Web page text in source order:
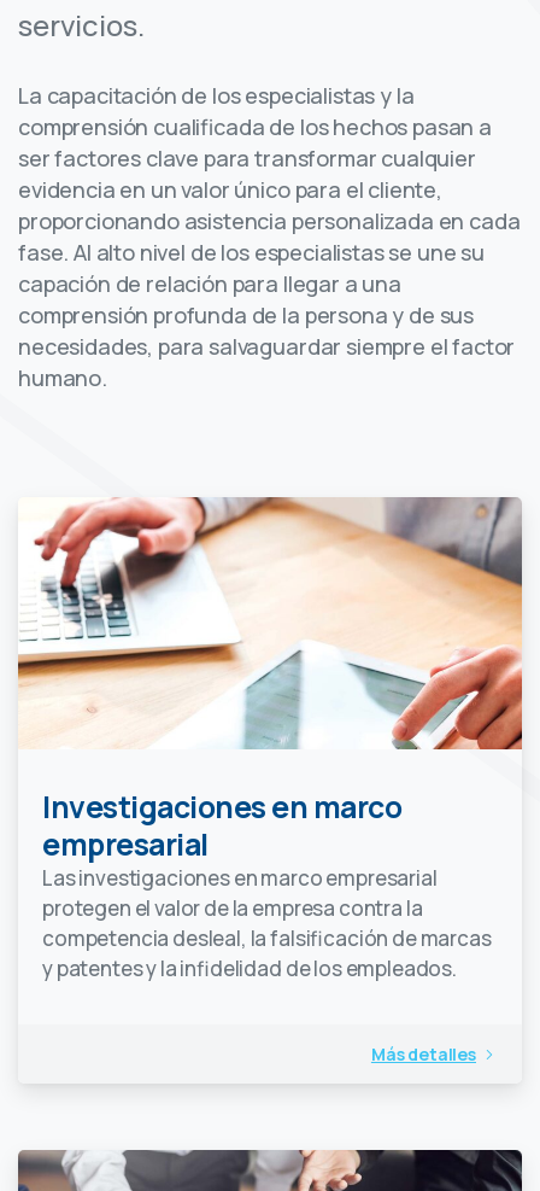
servicios.
La capacitación de los especialistas y la
comprensión cualificada de los hechos pasan a
ser factores clave para transformar cualquier
evidencia en un valor único para el cliente,
proporcionando asistencia personalizada en cada
fase. Al alto nivel de los especialistas se une su
capación de relación para llegar a una
comprensión profunda de la persona y de sus
necesidades, para salvaguardar siempre el factor
humano.
Investigaciones en marco
empresarial
Las investigaciones en marco empresarial
protegen el valor de la empresa contra la
competencia desleal, la falsificación de marcas
y patentes y la infidelidad de los empleados.
Más detalles